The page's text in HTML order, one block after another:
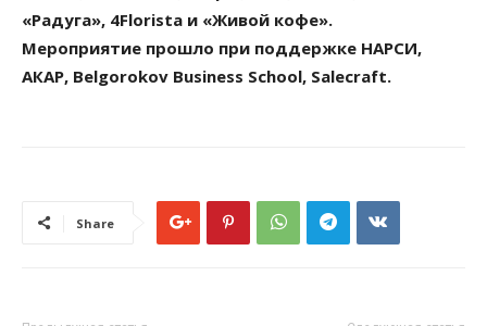
«Радуга», 4Florista и «Живой кофе».
Мероприятие прошло при поддержке НАРСИ,
АКАР, Belgorokov Business School, Salecraft.
Share